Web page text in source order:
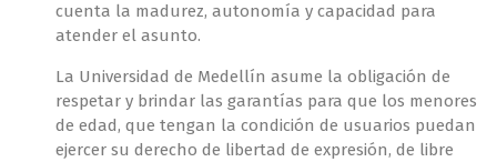
cuenta la madurez, autonomía y capacidad para
atender el asunto.
La Universidad de Medellín asume la obligación de
respetar y brindar las garantías para que los menores
de edad, que tengan la condición de usuarios puedan
ejercer su derecho de libertad de expresión, de libre